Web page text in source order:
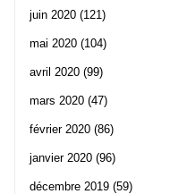
juin 2020 (121)
mai 2020 (104)
avril 2020 (99)
mars 2020 (47)
février 2020 (86)
janvier 2020 (96)
décembre 2019 (59)